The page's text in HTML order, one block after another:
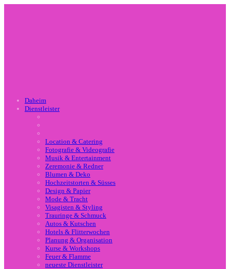
Daheim
Dienstleister
Location & Catering
Fotografie & Videografie
Musik & Entertainment
Zeremonie & Redner
Blumen & Deko
Hochzeitstorten & Süsses
Design & Papier
Mode & Tracht
Visagisten & Styling
Trauringe & Schmuck
Autos & Kutschen
Hotels & Flitterwochen
Planung & Organisation
Kurse & Workshops
Feuer & Flamme
neueste Dienstleister